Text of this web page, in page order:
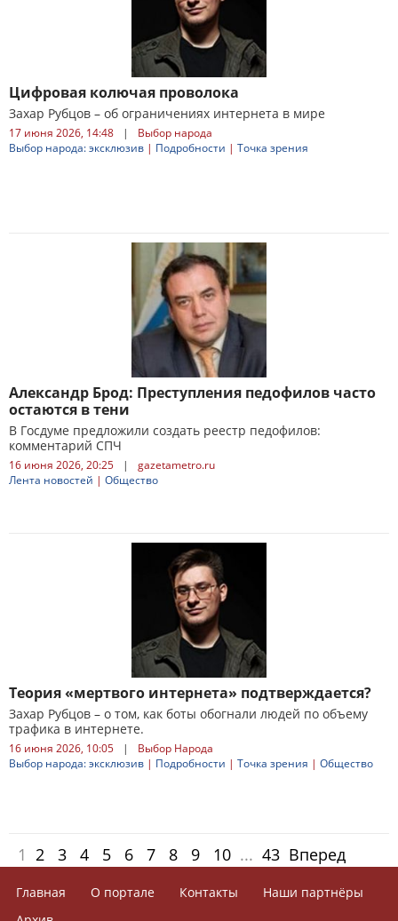
Цифровая колючая проволока
Захар Рубцов – об ограничениях интернета в мире
17 июня 2026, 14:48 |
Выбор народа
Выбор народа: эксклюзив | Подробности | Точка зрения
Александр Брод: Преступления педофилов часто
остаются в тени
В Госдуме предложили создать реестр педофилов:
комментарий СПЧ
16 июня 2026, 20:25 |
gazetametro.ru
Лента новостей | Общество
Теория «мертвого интернета» подтверждается?
Захар Рубцов – о том, как боты обогнали людей по объему
трафика в интернете.
16 июня 2026, 10:05 |
Выбор Народа
Выбор народа: эксклюзив | Подробности | Точка зрения | Общество
1 2 3 4 5 6 7 8 9 10 ... 43 Вперед
Главная О портале Контакты
Наши партнёры